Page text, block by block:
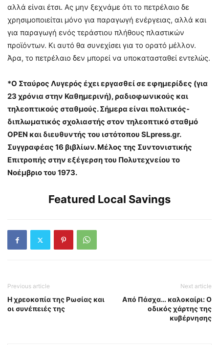
αλλά είναι έτσι. Ας μην ξεχνάμε ότι το πετρέλαιο δε
χρησιμοποιείται μόνο για παραγωγή ενέργειας, αλλά και
για παραγωγή ενός τεράστιου πλήθους πλαστικών
προϊόντων. Κι αυτό θα συνεχίσει για το ορατό μέλλον.
Άρα, το πετρέλαιο δεν μπορεί να υποκατασταθεί εντελώς.
*Ο Σταύρος Λυγερός έχει εργασθεί σε εφημερίδες (για
23 χρόνια στην Καθημερινή), ραδιοφωνικούς και
τηλεοπτικούς σταθμούς. Σήμερα είναι πολιτικός-
διπλωματικός σχολιαστής στον τηλεοπτικό σταθμό
OPEN και διευθυντής του ιστότοπου SLpress.gr.
Συγγραφέας 16 βιβλίων. Μέλος της Συντονιστικής
Επιτροπής στην εξέγερση του Πολυτεχνείου το
Νοέμβριο του 1973.
Featured Local Savings
Previous article
Η χρεοκοπία της Ρωσίας και
οι συνέπειές της
Next article
Από Πάσχα… καλοκαίρι: Ο
οδικός χάρτης της
κυβέρνησης